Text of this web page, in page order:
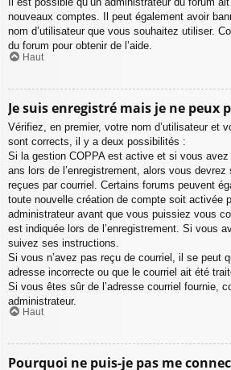
nouveaux comptes. Il peut également avoir
nom d’utilisateur que vous souhaitez utiliser.
du forum pour obtenir de l’aide.
Haut
Je suis enregistré mais je ne peux
Vérifiez, en premier, votre nom d’utilisateur et
sont corrects, il y a deux possibilités :
Si la gestion COPPA est active et si vous
ans lors de l’enregistrement, alors vous
reçues par courriel. Certains forums peuvent
toute nouvelle création de compte soit activée
administrateur avant que vous puissiez vous
est indiquée lors de l’enregistrement. Si vous
suivez ses instructions.
Si vous n’avez pas reçu de courriel, il se peut
adresse incorrecte ou que le courriel ait été
Si vous êtes sûr de l’adresse courriel fournie,
administrateur.
Haut
Pourquoi ne puis-je pas me